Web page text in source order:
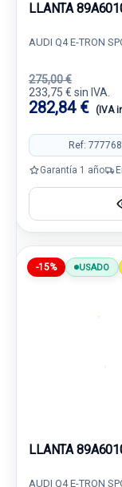
LLANTA
AUDI Q4 E-TRON
275,00 €
233,75 € sin IVA.
282,84 € (IVA
Ref:
Garantía 1 año
-15% USADO
LLANTA
AUDI Q4 E-TRON